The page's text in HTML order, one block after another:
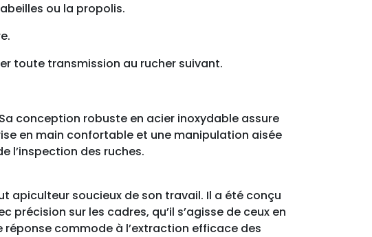
ou la propolis.
toute transmission au rucher suivant.
conception robuste en acier inoxydable assure
en main confortable et une manipulation aisée
l’inspection des ruches.
apiculteur soucieux de son travail. Il a été conçu
sur les cadres, qu’il s’agisse de ceux en
commode à l’extraction efficace des